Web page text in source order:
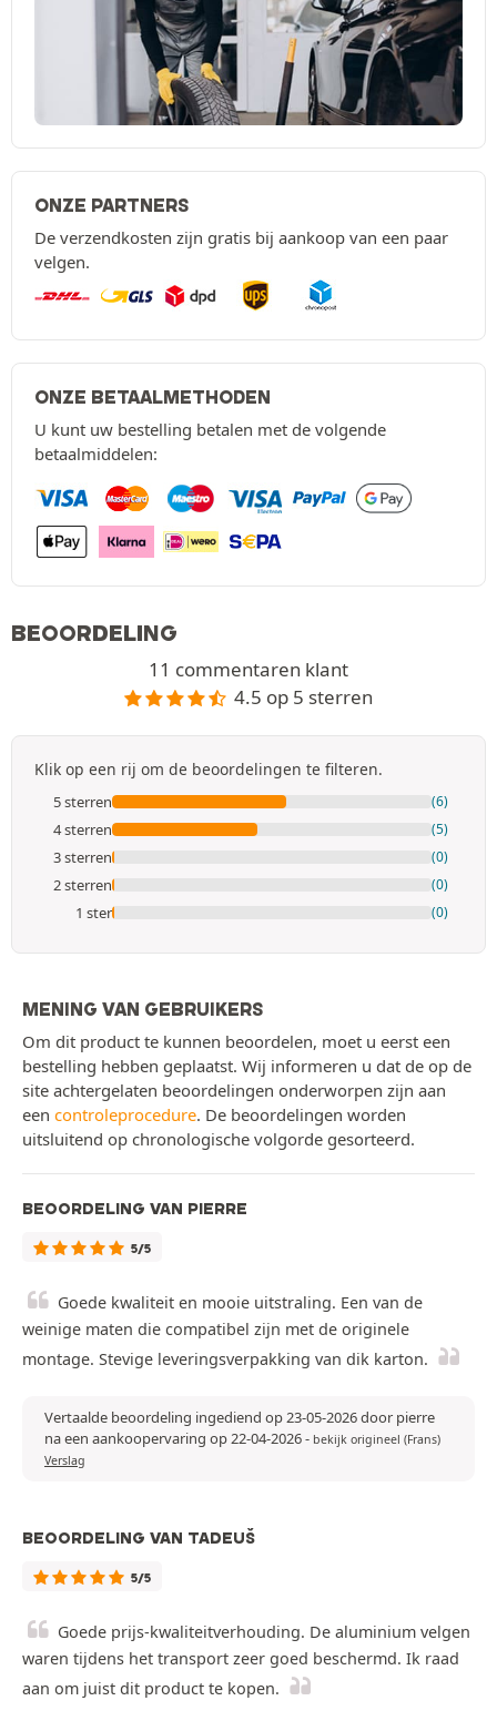
ONZE PARTNERS
De verzendkosten zijn gratis bij aankoop van een paar
velgen.
ONZE BETAALMETHODEN
U kunt uw bestelling betalen met de volgende
betaalmiddelen:
BEOORDELING
11 commentaren klant
4.5 op 5 sterren
Klik op een rij om de beoordelingen te filteren.
5 sterren (6)
4 sterren (5)
3 sterren (0)
2 sterren (0)
1 ster (0)
MENING VAN GEBRUIKERS
Om dit product te kunnen beoordelen, moet u eerst een
bestelling hebben geplaatst. Wij informeren u dat de op de
site achtergelaten beoordelingen onderworpen zijn aan
een controleprocedure. De beoordelingen worden
uitsluitend op chronologische volgorde gesorteerd.
BEOORDELING VAN PIERRE
5/5
Goede kwaliteit en mooie uitstraling. Een van de
weinige maten die compatibel zijn met de originele
montage. Stevige leveringsverpakking van dik karton.
Vertaalde beoordeling ingediend op 23-05-2026 door pierre
na een aankoopervaring op 22-04-2026- bekijk origineel (Frans)
Verslag
BEOORDELING VAN TADEUŠ
5/5
Goede prijs-kwaliteitverhouding. De aluminium velgen
waren tijdens het transport zeer goed beschermd. Ik raad
aan om juist dit product te kopen.